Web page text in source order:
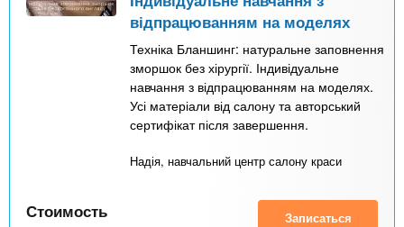
відпрацюванням на моделях
Техніка Бланшинг: натуральне заповнення
зморшок без хірургії. Індивідуальне
навчання з відпрацюванням на моделях.
Усі матеріали від салону та авторський
сертифікат після завершення.
Надія, навчальний центр салону краси
Стоимость Записаться